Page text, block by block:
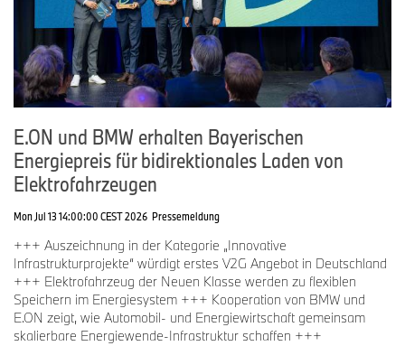
E.ON und BMW erhalten Bayerischen
Energiepreis für bidirektionales Laden von
Elektrofahrzeugen
Mon Jul 13 14:00:00 CEST 2026 Pressemeldung
+++ Auszeichnung in der Kategorie „Innovative
Infrastrukturprojekte“ würdigt erstes V2G Angebot in Deutschland
+++ Elektrofahrzeug der Neuen Klasse werden zu flexiblen
Speichern im Energiesystem +++ Kooperation von BMW und
E.ON zeigt, wie Automobil- und Energiewirtschaft gemeinsam
skalierbare Energiewende-Infrastruktur schaffen +++